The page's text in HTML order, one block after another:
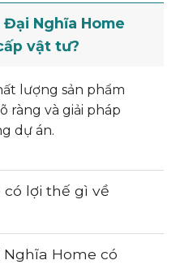
Đại Nghĩa Home
vật tư?
lượng sản phẩm
ràng và giải pháp
dự án.
lợi thế gì về
Nghĩa Home có